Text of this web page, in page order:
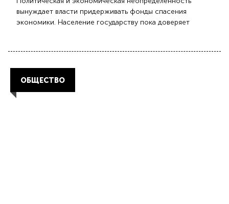
вынуждает власти придерживать фонды спасения
экономики. Население государству пока доверяет
ОБЩЕСТВО